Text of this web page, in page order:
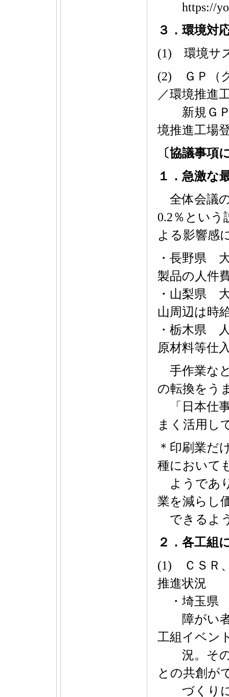
https://
３．環境対
(1) 環境サ
(2) ＧＰ（
／環境推進
新規ＧＰ
境推進工場
〔協議事項
１．急激な
全体会議
0.2％という
よる影響感
・長野県
製品の人件
・山梨県
山周辺は時
・栃木県
原材料等仕
手作業な
の転換をう
「日本仕
まく活用し
＊印刷業だ
種において
ようであ
業を減らし
できるよ
２．各工組
(1) ＣＳＲ
推進状況
・埼玉県
障がい者
工組イベン
況。その
との共創が
づくりに